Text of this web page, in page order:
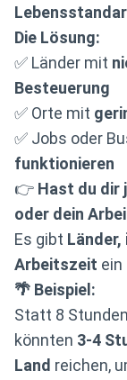
Die Lösung:
✅ Länder mit
Besteuerung
✅ Orte mit
✅ Jobs oder
funktionieren
👉 Hast du dir
oder dein
Es gibt Länder,
Arbeitszeit ein
🌴 Beispiel:
Statt 8
könnten 3-4
Land reichen,